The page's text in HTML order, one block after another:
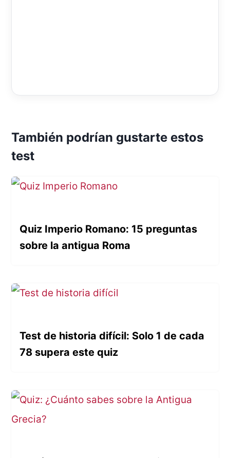
También podrían gustarte estos
test
Quiz Imperio Romano: 15 preguntas
sobre la antigua Roma
Test de historia difícil: Solo 1 de cada
78 supera este quiz